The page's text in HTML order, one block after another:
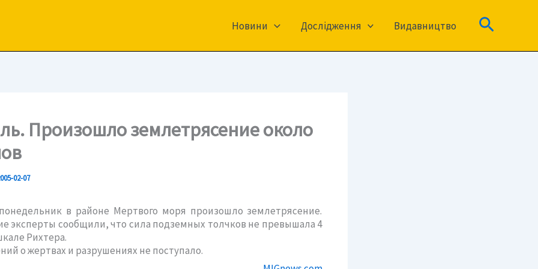
Новини Дослідження Видавництво Пошук
Произошло землетрясение около
02-07
в районе Мертвого моря произошло землетрясение.
эксперты сообщили, что сила подземных толчков не превышала 4
Рихтера.
о жертвах и разрушениях не поступало.